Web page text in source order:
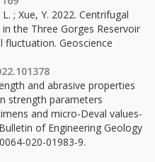
; Xue, Y. 2022. Centrifugal
the Three Gorges Reservoir
fluctuation. Geoscience
and abrasive properties
strength parameters
and micro-Deval values-
of Engineering Geology
020-01983-9.